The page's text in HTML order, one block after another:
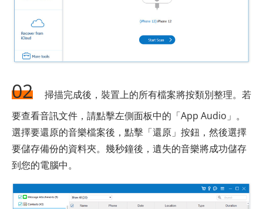
02
掃描完成後，裝置上的所有檔案將按類別整理。若
要查看音訊文件，請點擊左側面板中的「App Audio」。
選擇要還原的音樂檔案後，點擊「還原」按鈕，然後選擇
要儲存備份的資料夾。幾秒鐘後，遺失的音樂將成功儲存
到您的電腦中。